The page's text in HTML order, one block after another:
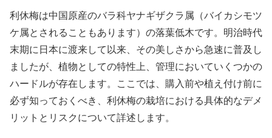
利休梅は中国原産のバラ科ヤナギザクラ属（バイカシモツ
ケ属とされることもあります）の落葉低木です。明治時代
末期に日本に渡来して以来、その美しさから急速に普及し
ましたが、植物としての特性上、管理においていくつかの
ハードルが存在します。ここでは、購入前や植え付け前に
必ず知っておくべき、利休梅の栽培における具体的なデメ
リットとリスクについて詳述します。